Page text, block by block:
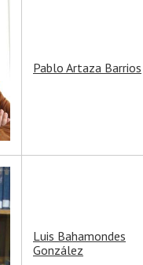
Pablo Artaza Barrios
Luis Bahamondes
González